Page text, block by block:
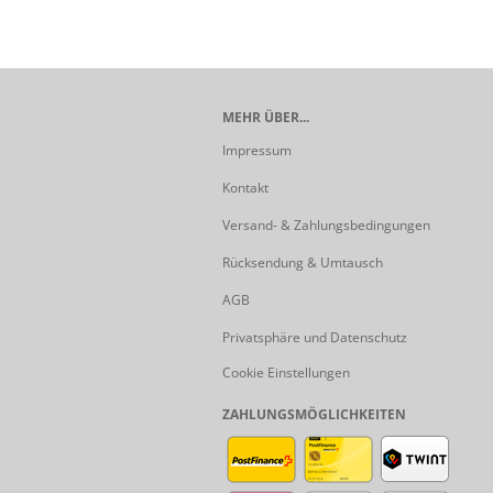
MEHR ÜBER...
Impressum
Kontakt
Versand- & Zahlungsbedingungen
Rücksendung & Umtausch
AGB
Privatsphäre und Datenschutz
Cookie Einstellungen
ZAHLUNGSMÖGLICHKEITEN